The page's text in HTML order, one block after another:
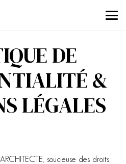
DE
&
LÉGALES
soucieuse des droits